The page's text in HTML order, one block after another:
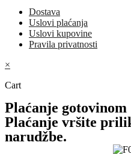
Dostava
Uslovi plaćanja
Uslovi kupovine
Pravila privatnosti
×
Cart
Plaćanje gotovinom
Plaćanje vršite
narudžbe.